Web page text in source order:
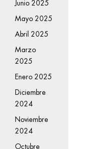
Junio 2025
Mayo 2025
Abril 2025
Marzo
2025
Enero 2025
Diciembre
2024
Noviembre
2024
Octubre